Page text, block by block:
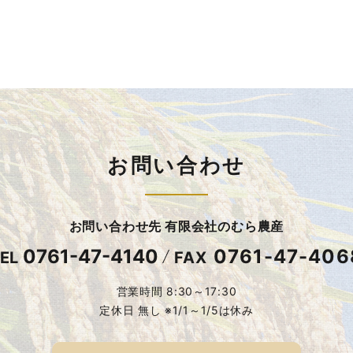
お問い合わせ
お問い合わせ先 有限会社のむら農産
0761-47-4140 FAX0761-47-
営業時間 8:30～17:30
定休日 無し ※1/1～1/5は休み